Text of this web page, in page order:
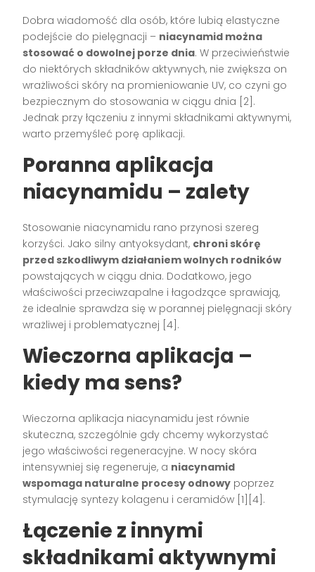
Dobra wiadomość dla osób, które lubią elastyczne
podejście do pielęgnacji – niacynamid można
stosować o dowolnej porze dnia. W przeciwieństwie
do niektórych składników aktywnych, nie zwiększa on
wrażliwości skóry na promieniowanie UV, co czyni go
bezpiecznym do stosowania w ciągu dnia [2].
Jednak przy łączeniu z innymi składnikami aktywnymi,
warto przemyśleć porę aplikacji.
Poranna aplikacja
niacynamidu – zalety
Stosowanie niacynamidu rano przynosi szereg
korzyści. Jako silny antyoksydant, chroni skórę
przed szkodliwym działaniem wolnych rodników
powstających w ciągu dnia. Dodatkowo, jego
właściwości przeciwzapalne i łagodzące sprawiają,
że idealnie sprawdza się w porannej pielęgnacji skóry
wrażliwej i problematycznej [4].
Wieczorna aplikacja –
kiedy ma sens?
Wieczorna aplikacja niacynamidu jest równie
skuteczna, szczególnie gdy chcemy wykorzystać
jego właściwości regeneracyjne. W nocy skóra
intensywniej się regeneruje, a niacynamid
wspomaga naturalne procesy odnowy poprzez
stymulację syntezy kolagenu i ceramidów [1][4].
Łączenie z innymi
składnikami aktywnymi